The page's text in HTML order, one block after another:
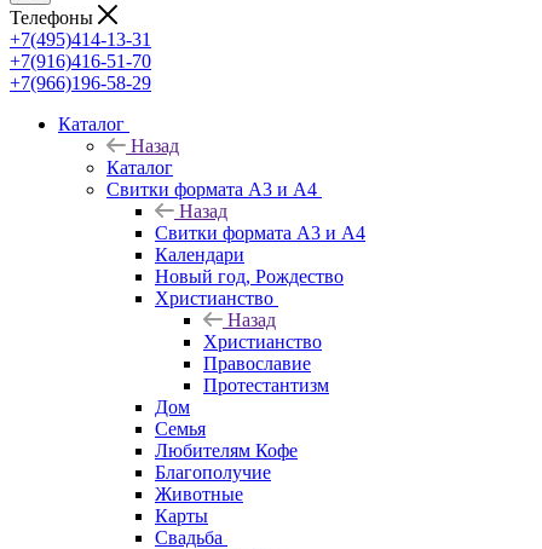
Телефоны
+7(495)414-13-31
+7(916)416-51-70
+7(966)196-58-29
Каталог
Назад
Каталог
Свитки формата А3 и А4
Назад
Свитки формата А3 и А4
Календари
Новый год, Рождество
Христианство
Назад
Христианство
Православие
Протестантизм
Дом
Семья
Любителям Кофе
Благополучие
Животные
Карты
Свадьба